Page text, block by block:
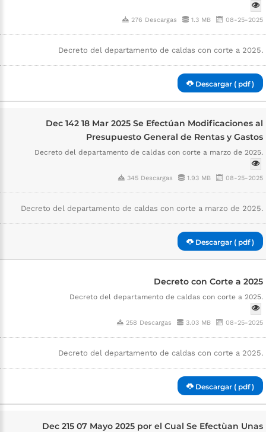
276 Descargas 1.3 MB 08-25-2025
Decreto del departamento de caldas con corte a 2025.
Descargar ( pdf )
Dec 142 18 Mar 2025 Se Efectúan Modificaciones al
Presupuesto General de Rentas y Gastos
Decreto del departamento de caldas con corte a marzo de 2025.
345 Descargas 1.93 MB 08-25-2025
Decreto del departamento de caldas con corte a marzo de 2025.
Descargar ( pdf )
Decreto con Corte a 2025
Decreto del departamento de caldas con corte a 2025.
258 Descargas 3.03 MB 08-25-2025
Decreto del departamento de caldas con corte a 2025.
Descargar ( pdf )
Dec 215 07 Mayo 2025 por el Cual Se Efectùan Unas